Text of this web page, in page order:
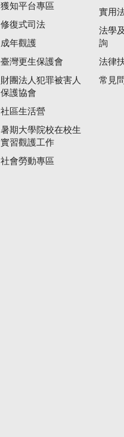
獲知平台專區
修復式司法
成年觀護
臺灣更生保護會
財團法人犯罪被害人
保護協會
社區生活營
暑期大學院校在校生
實習觀護工作
社會勞動專區
實用
法學
詢
法律
常見